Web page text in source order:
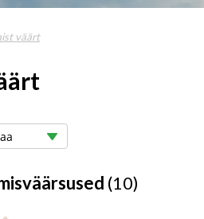
väärt
(10)